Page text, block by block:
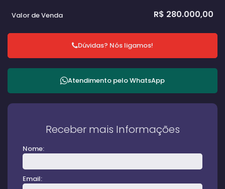
R$ 280.000,00
Valor de Venda
Dúvidas? Nós ligamos!
Atendimento peloWhatsApp
Receber mais Informações
Nome:
Email: